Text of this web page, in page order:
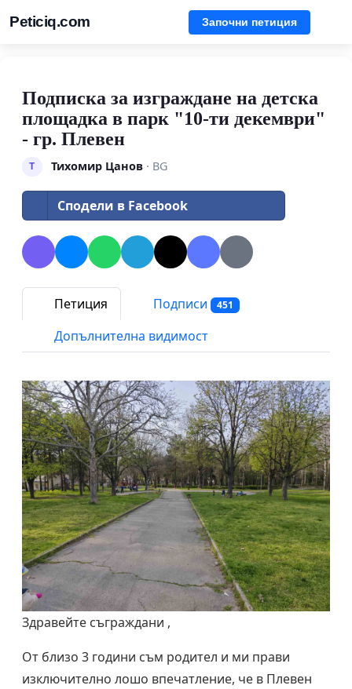
Peticiq.com Започни петиция
Подписка за изграждане на детска
площадка в парк "10-ти декември"
- гр. Плевен
Т Тихомир Цанов· BG
Сподели в Facebook
Петиция Подписи 451
Допълнителна видимост
Здравейте съграждани ,
От близо 3 години съм родител и ми прави
изключително лошо впечатление, че в Плевен